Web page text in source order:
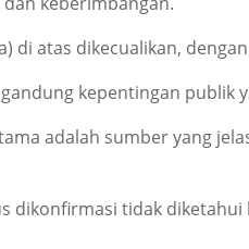
di atas dikecualikan,
kepentingan publik
adalah sumber yang
dikonfirmasi tidak